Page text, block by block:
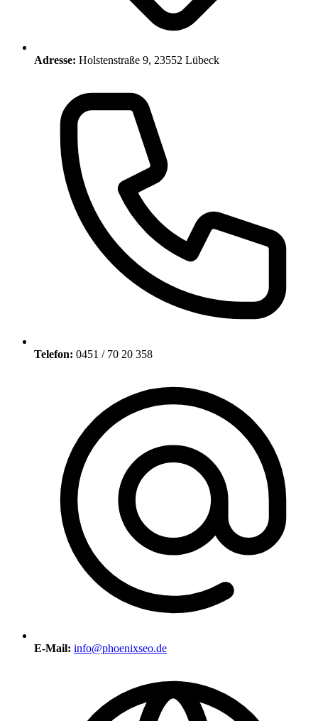
Adresse: Holstenstraße 9, 23552 Lübeck
Telefon: 0451 / 70 20 358
E-Mail: info@phoenixseo.de